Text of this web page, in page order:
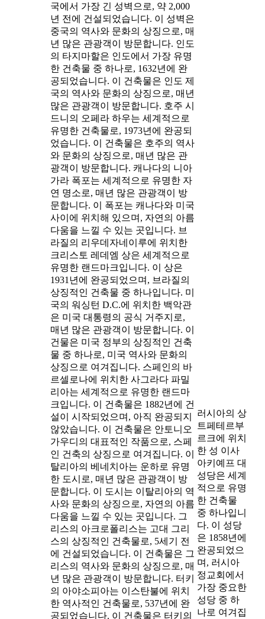
국에서 가장 긴 성벽으로, 약 2,000
년 전에 건설되었습니다. 이 성벽은
중국의 역사와 문화의 상징으로, 매
년 많은 관광객이 방문합니다. 인도
의 타지마할은 인도에서 가장 유명
한 건축물 중 하나로, 1632년에 완
공되었습니다. 이 건축물은 인도 제
국의 역사와 문화의 상징으로, 매년
많은 관광객이 방문합니다. 호주 시
드니의 오페라 하우는 세계적으로
유명한 건축물로, 1973년에 완공되
었습니다. 이 건축물은 호주의 역사
와 문화의 상징으로, 매년 많은 관
광객이 방문합니다. 캐나다의 니아
가라 폭포는 세계적으로 유명한 자
연 명소로, 매년 많은 관광객이 방
문합니다. 이 폭포는 캐나다와 미국
사이에 위치해 있으며, 자연의 아름
다움을 느낄 수 있는 곳입니다. 브
라질의 리우데자네이루에 위치한
크리스토 레데엠 상은 세계적으로
유명한 랜드마크입니다. 이 상은
1931년에 완공되었으며, 브라질의
상징적인 건축물 중 하나입니다. 미
국의 워싱턴 D.C.에 위치한 백악관
은 미국 대통령의 공식 거주지로,
매년 많은 관광객이 방문합니다. 이
건물은 미국 정부의 상징적인 건축
물 중 하나로, 미국 역사와 문화의
상징으로 여겨집니다. 스페인의 바
르셀로나에 위치한 사그라다 파밀
리아는 세계적으로 유명한 랜드마
크입니다. 이 건축물은 1882년에 건
설이 시작되었으며, 아직 완공되지
않았습니다. 이 건축물은 안토니오
가우디의 대표적인 작품으로, 스페
인 건축의 상징으로 여겨집니다. 이
탈리아의 베네치아는 운하로 유명
한 도시로, 매년 많은 관광객이 방
문합니다. 이 도시는 이탈리아의 역
사와 문화의 상징으로, 자연의 아름
다움을 느낄 수 있는 곳입니다. 그
리스의 아크로폴리스는 고대 그리
스의 상징적인 건축물로, 5세기 전
에 건설되었습니다. 이 건축물은 그
리스의 역사와 문화의 상징으로, 매
년 많은 관광객이 방문합니다. 터키
의 아야소피아는 이스탄불에 위치
한 역사적인 건축물로, 537년에 완
공되었습니다. 이 건축물은 터키의
러시아의 상
트페테르부
르크에 위치
한 성 이사
아키예프 대
성당은 세계
적으로 유명
한 건축물
중 하나입니
다. 이 성당
은 1858년에
완공되었으
며, 러시아
정교회에서
가장 중요한
성당 중 하
나로 여겨집